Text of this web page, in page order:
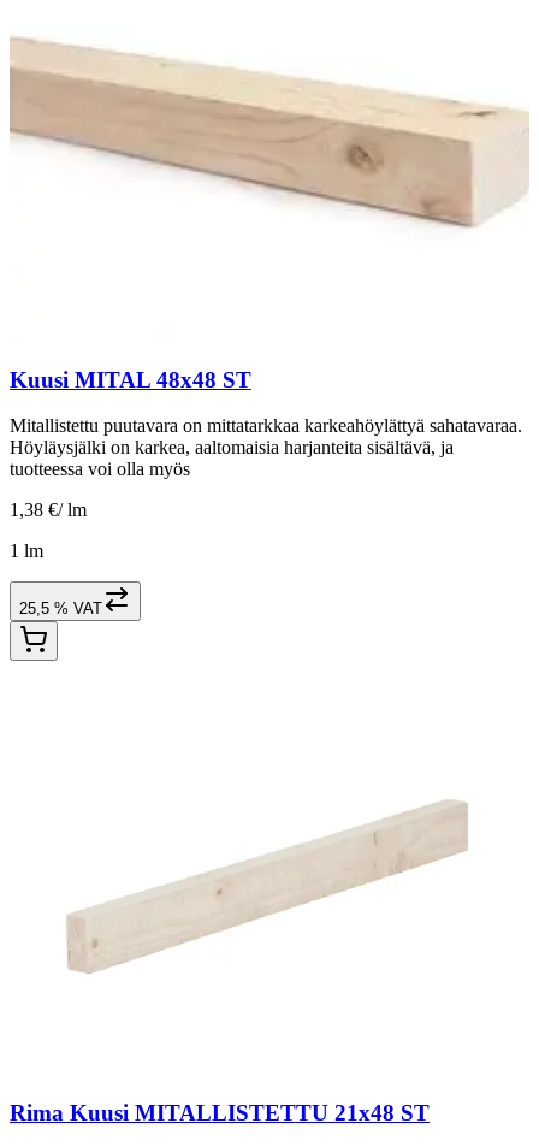
Kuusi MITAL 48x48 ST
Mitallistettu puutavara on mittatarkkaa karkeahöylättyä sahatavaraa.
Höyläysjälki on karkea, aaltomaisia harjanteita sisältävä, ja
tuotteessa voi olla myös
1,38 €/ lm
1 lm
25,5 % VAT
Rima Kuusi MITALLISTETTU 21x48 ST